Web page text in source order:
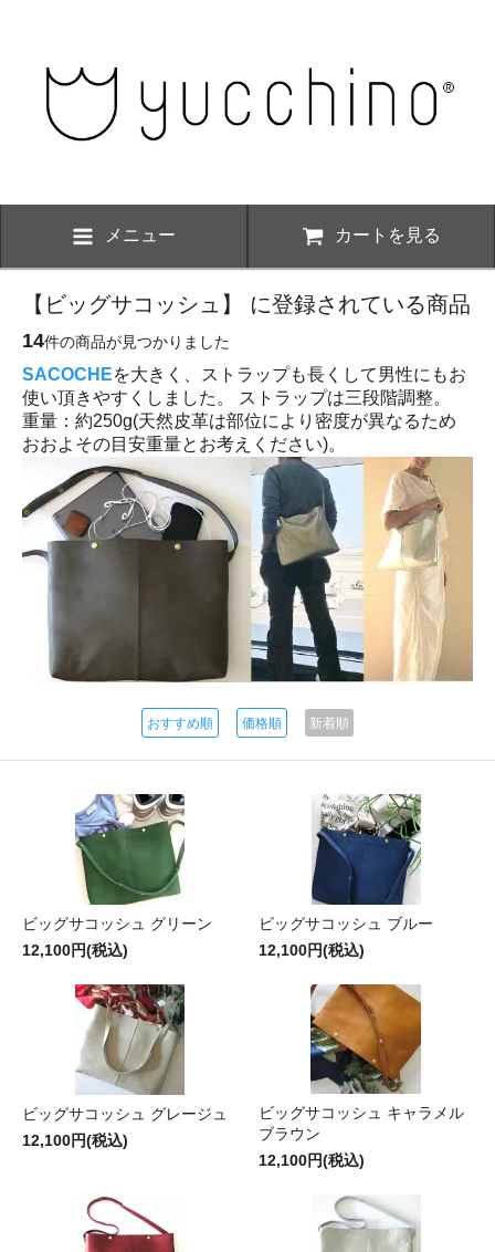
メニュー カートを見る
【ビッグサコッシュ】 に登録されている商品
14件の商品が見つかりました
SACOCHEを大きく、ストラップも長くして男性にもお
使い頂きやすくしました。 ストラップは三段階調整。
重量：約250g(天然皮革は部位により密度が異なるため
おおよその目安重量とお考えください)。
おすすめ順 価格順 新着順
ビッグサコッシュ グリーン
12,100円(税込)
ビッグサコッシュ ブルー
12,100円(税込)
ビッグサコッシュ グレージュ
12,100円(税込)
ビッグサコッシュ キャラメル
ブラウン
12,100円(税込)